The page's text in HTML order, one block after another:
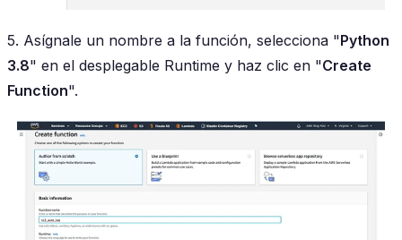
5. Asígnale un nombre a la función, selecciona "Python
3.8" en el desplegable Runtime y haz clic en "Create
Function".